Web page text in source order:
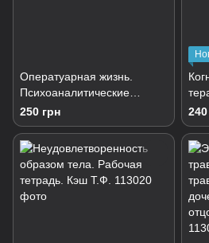
Оператуарная жизнь.
Психоаналитические
исследования. Смаджа К.
250 грн
М.Г.